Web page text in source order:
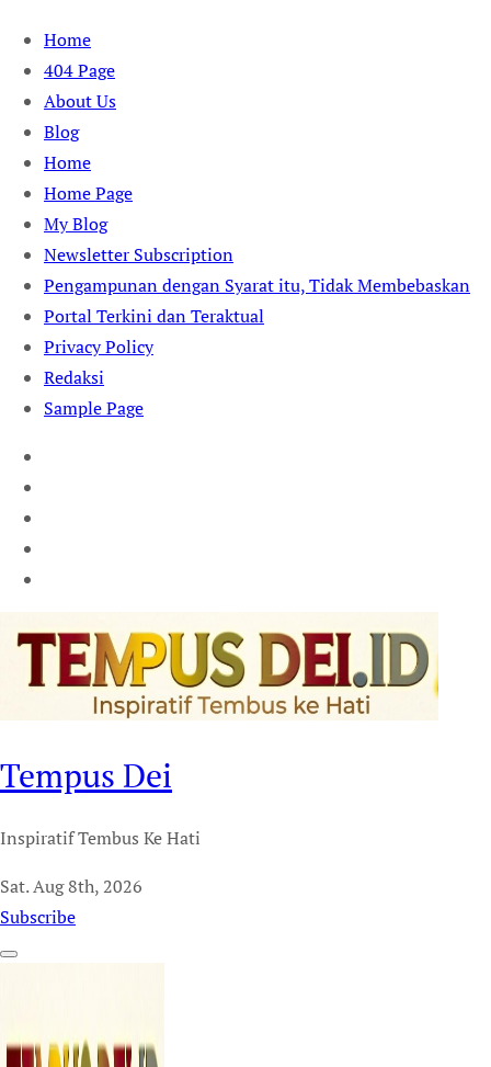
Skip
content
Home
404 Page
About Us
Blog
Home
Home Page
My Blog
Newsletter Subscription
Pengampunan dengan Syarat itu, Tidak Membebaskan
Portal Terkini dan Teraktual
Privacy Policy
Redaksi
Sample Page
Tempus Dei
Inspiratif Tembus Ke Hati
Sat. Aug 8th, 2026
Subscribe